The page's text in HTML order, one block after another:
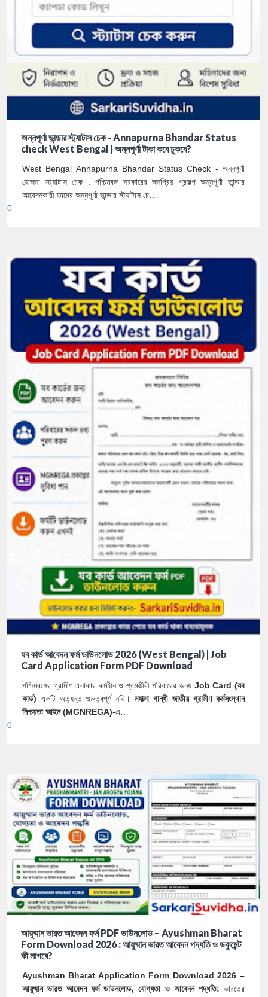
অন্নপূর্ণা ভান্ডার স্ট্যাটাস চেক - Annapurna Bhandar Status
check West Bengal | অন্নপূর্ণা টাকা কবে ঢুকবে?
West Bengal Annapurna Bhandar Status Check - অন্নপূর্ণা
যোজনা স্ট্যাটাস চেক : পশ্চিমবঙ্গ সরকারের জনপ্রিয় প্রকল্প অন্নপূর্ণা ভান্ডার
আবেদনকারী তাদের অন্নপূর্ণা ভান্ডার স্ট্যাটাস চে…
0
যব কার্ড আবেদন ফর্ম ডাউনলোড 2026 (West Bengal) | Job
Card Application Form PDF Download
পশ্চিমবঙ্গের গ্রামীণ এলাকার কর্মহীন ও শ্রমজীবী পরিবারের জন্য Job Card (যব
কার্ড) একটি অত্যন্ত গুরুত্বপূর্ণ নথি। মহাত্মা গান্ধী জাতীয় গ্রামীণ কর্মসংস্থান
নিশ্চয়তা আইন (MGNREGA)-এ…
0
আয়ুষ্মান ভারত আবেদন ফর্ম PDF ডাউনলোড – Ayushman Bharat
Form Download 2026 : আয়ুষ্মান ভারত আবেদন পদ্ধতি ও ডকুমেন্ট
কী লাগবে?
Ayushman Bharat Application Form Download 2026 –
আয়ুষ্মান ভারত আবেদন ফর্ম ডাউনলোড, যোগ্যতা ও আবেদন পদ্ধতি: ভারতের